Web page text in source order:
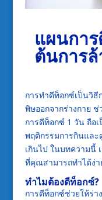
แผนกา
ต้นการล้
การทำดีท็อกซ์เป็นวิ
พิษออกจากร่างกาย
การดีท็อกซ์ 1 วัน ถือ
พฤติกรรมการกินและ
เกินไป ในบทความนี้
ที่คุณสามารถทำได้ง่
ทำไมต้องดีท็อกซ์?
การดีท็อกซ์ช่วยให้ร่า